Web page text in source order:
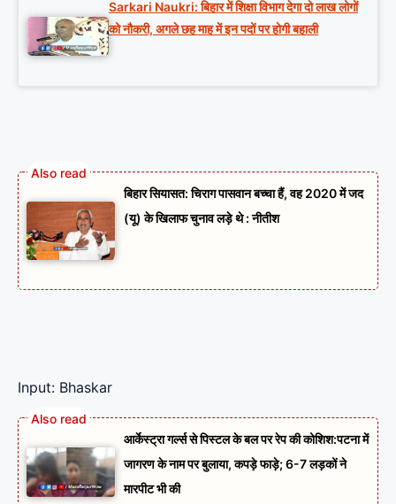
Sarkari Naukri: बिहार में शिक्षा विभाग देगा दो लाख लोगों
को नौकरी, अगले छह माह में इन पदों पर होगी बहाली
बिहार सियासत: चिराग पासवान बच्चा हैं, वह 2020 में जद
(यू) के खिलाफ चुनाव लड़े थे : नीतीश
Input: Bhaskar
आर्केस्ट्रा गर्ल्स से पिस्टल के बल पर रेप की कोशिश:पटना में
जागरण के नाम पर बुलाया, कपड़े फाड़े; 6-7 लड़कों ने
मारपीट भी की